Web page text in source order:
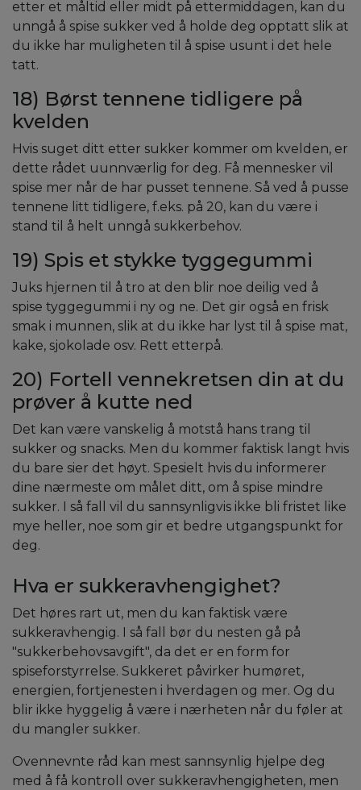
etter et måltid eller midt på ettermiddagen, kan du
unngå å spise sukker ved å holde deg opptatt slik at
du ikke har muligheten til å spise usunt i det hele
tatt.
18) Børst tennene tidligere på
kvelden
Hvis suget ditt etter sukker kommer om kvelden, er
dette rådet uunnværlig for deg. Få mennesker vil
spise mer når de har pusset tennene. Så ved å pusse
tennene litt tidligere, f.eks. på 20, kan du være i
stand til å helt unngå sukkerbehov.
19) Spis et stykke tyggegummi
Juks hjernen til å tro at den blir noe deilig ved å
spise tyggegummi i ny og ne. Det gir også en frisk
smak i munnen, slik at du ikke har lyst til å spise mat,
kake, sjokolade osv. Rett etterpå.
20) Fortell vennekretsen din at du
prøver å kutte ned
Det kan være vanskelig å motstå hans trang til
sukker og snacks. Men du kommer faktisk langt hvis
du bare sier det høyt. Spesielt hvis du informerer
dine nærmeste om målet ditt, om å spise mindre
sukker. I så fall vil du sannsynligvis ikke bli fristet like
mye heller, noe som gir et bedre utgangspunkt for
deg.
Hva er sukkeravhengighet?
Det høres rart ut, men du kan faktisk være
sukkeravhengig. I så fall bør du nesten gå på
"sukkerbehovsavgift", da det er en form for
spiseforstyrrelse. Sukkeret påvirker humøret,
energien, fortjenesten i hverdagen og mer. Og du
blir ikke hyggelig å være i nærheten når du føler at
du mangler sukker.
Ovennevnte råd kan mest sannsynlig hjelpe deg
med å få kontroll over sukkeravhengigheten, men